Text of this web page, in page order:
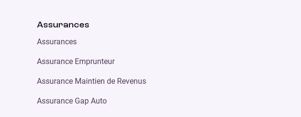
Assurances
Assurances
Assurance Emprunteur
Assurance Maintien de Revenus
Assurance Gap Auto